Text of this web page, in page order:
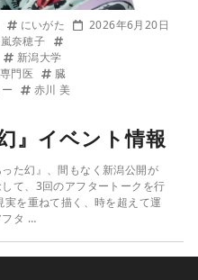
にいがた
奈穂子
新潟大学
門医
臓
赤川 美
2026年6月20日
』イベント情報
た幻』、間もなく新潟公開が
て、3回のアフタートークを行
を重ねて描く、時を超えて運
フタ …